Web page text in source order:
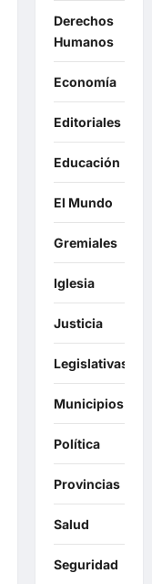
Derechos
Humanos
Economía
Editoriales
Educación
El Mundo
Gremiales
Iglesia
Justicia
Legislativas
Municipios
Política
Provincias
Salud
Seguridad